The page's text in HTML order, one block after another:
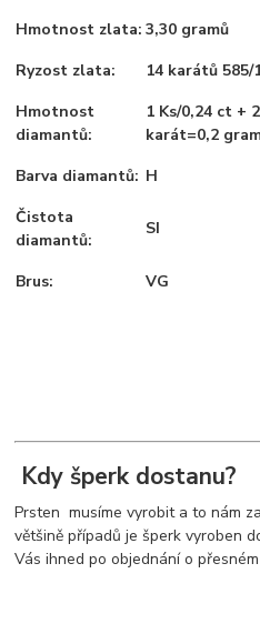
Hmotnost zlata: 3,30 gramů
Ryzost zlata:
14 karátů 585/
Hmotnost
diamantů:
1 Ks/0,24 ct +
karát=0,2
Barva diamantů: H
Čistota
diamantů:
SI
Brus: VG
Kdy šperk dostanu?
Prsten musíme vyrobit a to nám
většině případů je šperk vyroben
Vás ihned po objednání o